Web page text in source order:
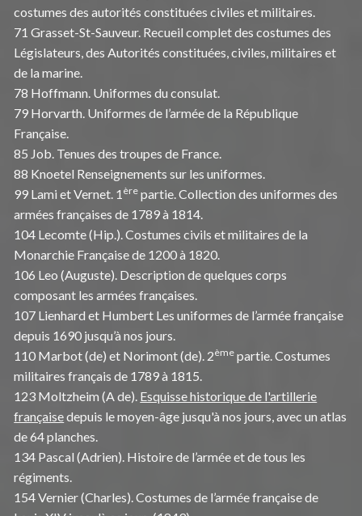
costumes des autorités constituées civiles et militaires.
71 Grasset-St-Sauveur. Recueil complet des costumes des
Législateurs, des Autorités constituées, civiles, militaires et
de la marine.
78 Hoffmann. Uniformes du consulat.
79 Horvarth. Uniformes de l’armée de la République
Française.
85 Job. Tenues des troupes de France.
88 Knoetel Renseignements sur les uniformes.
99 Lami et Vernet. 1 ère partie. Collection des uniformes des
armées françaises de 1789 à 1814.
104 Lecomte (Hip.). Costumes civils et militaires de la
Monarchie Française de 1200 à 1820.
106 Leo (Auguste). Description de quelques corps
composant les armées françaises.
107 Lienhard et Humbert Les uniformes de l’armée française
depuis 1690 jusqu’à nos jours.
110 Marbot (de) et Norimont (de). 2ème partie. Costumes
militaires français de 1789 à 1815.
123 Moltzheim (A de). Esquisse historique de l'artillerie
françaisedepuis le moyen-âge jusqu'à nos jours, avec un atlas
de 64 planches.
134 Pascal (Adrien). Histoire de l’armée et de tous les
régiments.
154 Vernier (Charles). Costumes de l’armée française de